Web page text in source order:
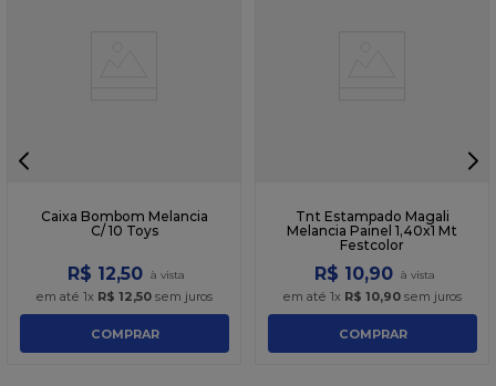
Caixa Bombom Melancia
C/ 10 Toys
R$ 12,50
em até 1x R$ 12,50 sem juros
COMPRAR
Tnt Estampado Magali
Melancia Painel 1,40x1 Mt
Festcolor
R$ 10,90
em até 1x R$ 10,90 sem juros
COMPRAR